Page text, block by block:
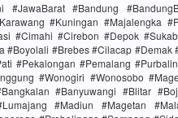
#JawaBarat #Bandung
#Kuningan #Majalengka
#Cimahi #Cirebon #Depok
#Boyolali #Brebes #Cilacap
#Pekalongan #Pemalang
#Wonogiri #Wonosobo
#Banyuwangi #Blitar
#Madiun #Magetan